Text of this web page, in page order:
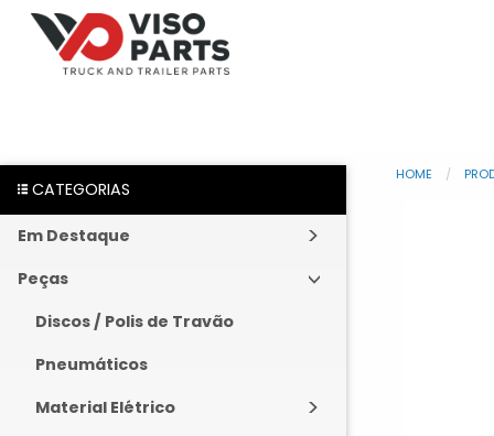
CATEGORIAS
Em Destaque
Peças
Discos / Polis de Travão
Pneumáticos
Material Elétrico
HOME